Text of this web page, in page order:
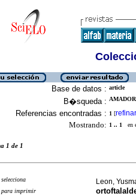
Base de datos : article
B�squeda :
Referencias encontradas : 1 [refinar
Mostrando: 1 .. 1 en
1 de 1
selecciona
para imprimir
Leon,